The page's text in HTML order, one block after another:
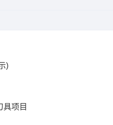
)
具项目